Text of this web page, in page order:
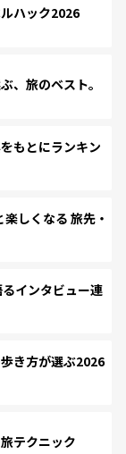
ハック2026
、旅のベスト。
もとにランキン
しくなる 旅先・
インタビュー連
き方が選ぶ2026
テクニック